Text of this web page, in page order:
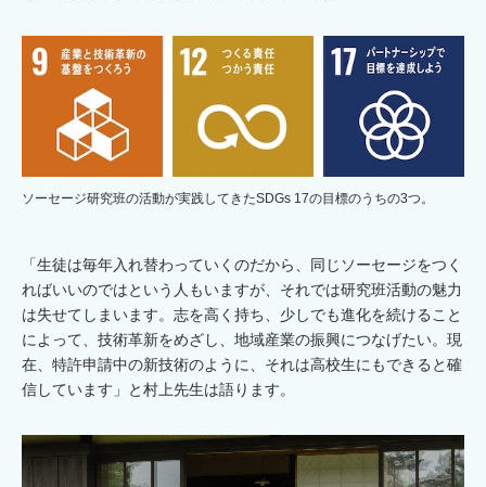
ソーセージ研究班の活動が実践してきたSDGs 17の目標のうちの3つ。
「生徒は毎年入れ替わっていくのだから、同じソーセージをつく
ればいいのではという人もいますが、それでは研究班活動の魅力
は失せてしまいます。志を高く持ち、少しでも進化を続けること
によって、技術革新をめざし、地域産業の振興につなげたい。現
在、特許申請中の新技術のように、それは高校生にもできると確
信しています」と村上先生は語ります。